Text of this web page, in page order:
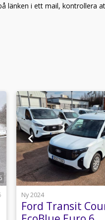
länken i ett mail, kontrollera
1
Ny 2024
Ford Transit